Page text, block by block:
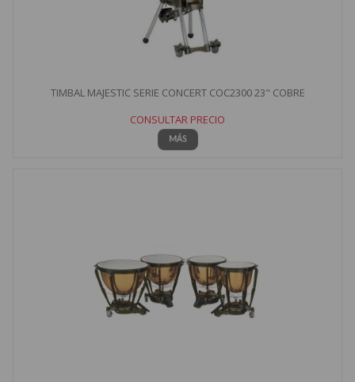
TIMBAL MAJESTIC SERIE CONCERT COC2300 23" COBRE
CONSULTAR PRECIO
MÁS